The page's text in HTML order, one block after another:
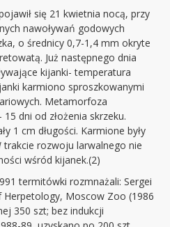
się 21 kwietnia nocą, przy
nawoływań godowych
o średnicy 0,7-1,4 mm okryte
Już następnego dnia
kijanki- temperatura
karmiono sproszkowanymi
Metamorfoza
dni od złożenia skrzeku.
1 cm długości. Karmione były
trakcie rozwoju larwalnego nie
wśród kijanek.(2)
termitówki rozmnażali: Sergei
Herpetology, Moscow Zoo (1986
350 szt; bez indukcji